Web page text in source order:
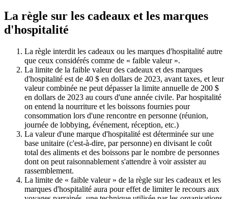
La règle sur les cadeaux et les marques
d'hospitalité
La règle interdit les cadeaux ou les marques d'hospitalité autre
que ceux considérés comme de « faible valeur ».
La limite de la faible valeur des cadeaux et des marques
d'hospitalité est de 40 $ en dollars de 2023, avant taxes, et leur
valeur combinée ne peut dépasser la limite annuelle de 200 $
en dollars de 2023 au cours d'une année civile. Par hospitalité
on entend la nourriture et les boissons fournies pour
consommation lors d'une rencontre en personne (réunion,
journée de lobbying, événement, réception, etc.)
La valeur d'une marque d'hospitalité est déterminée sur une
base unitaire (c'est-à-dire, par personne) en divisant le coût
total des aliments et des boissons par le nombre de personnes
dont on peut raisonnablement s'attendre à voir assister au
rassemblement.
La limite de « faible valeur » de la règle sur les cadeaux et les
marques d'hospitalité aura pour effet de limiter le recours aux